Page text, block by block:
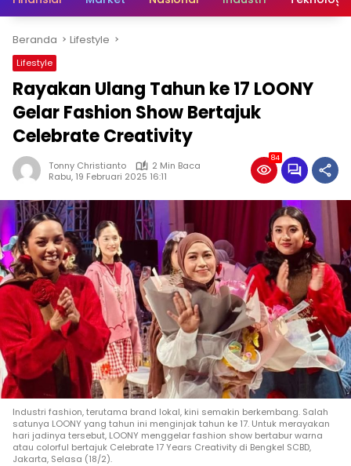
Beranda Lifestyle
Lifestyle
Rayakan Ulang Tahun ke 17 LOONY
Gelar Fashion Show Bertajuk
Celebrate Creativity
Tonny Christianto
2 Min Baca
Rabu, 19 Februari 2025 16:11
84
Industri fashion, terutama brand lokal, kini semakin berkembang. Salah
satunya LOONY yang tahun ini menginjak tahun ke 17. Untuk merayakan
hari jadinya tersebut, LOONY menggelar fashion show bertabur warna
atau colorful bertajuk Celebrate 17 Years Creativity di Bengkel SCBD,
Jakarta, Selasa (18/2).